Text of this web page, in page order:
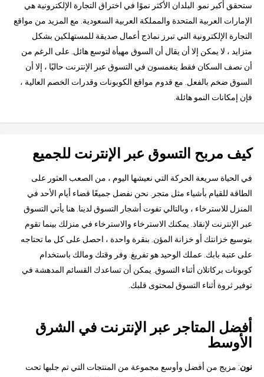
ستحقق أكبر نمو. البلدان الأكثر نموًا في اختراق التجارة الإلكترونية هي
الإمارات العربية المتحدة والمملكة العربية السعودية. مع المزيد من مواقع
التجارة الإلكترونية التي تبرز نماذج أعمال صديقة للمستهلكين بشكل
متزايد ، لا يمكن إلا أن يقال أن السوق مهيأة لتوسع هائل. على الرغم من
أن نصف السكان فقط ينغمسون في التسوق عبر الإنترنت حاليًا ، إلا أن
السوق ضخم بالفعل. مع قدوم مواقع الكوبونات وقدرات الخصم العالية ،
فإن إمكانات النمو هائلة.
كيف مربح التسوق عبر الإنترنت للجميع
في الحياة سريعة الحركة التي نعيشها اليوم ، من الصعب العثور على
الطاقة للقيام بأشياء مثل متجر. نحن نفضل جميعًا قضاء أيام الأحد في
المنزل للاسترخاء ، وبالتالي تفوت أشجار التسوق لدينا. هنا يأتي التسوق
عبر الإنترنت لإنقاذ. يمكنك الاسترخاء والاسترخاء في منزلك بينما تقوم
بتوسيع خزانتك أو خزانة المؤن. بنقرة واحدة ، احصل على كل ما تحتاجه
على عتبة بابك. عملك الوحيد هو تفريغ. وفر وقتك ومالك باستخدام
كوبونات بركاتلان أثناء التسوق. يمكن أن تساعدك القسائم المدهشة في
توفير ثروة أثناء التسوق لمحتوى قلبك.
أفضل المتاجر عبر الإنترنت في الشرق
الأوسط
نون: مزيج من أفضل وأوسع مجموعة من المنتجات التي تم جلبها تحت